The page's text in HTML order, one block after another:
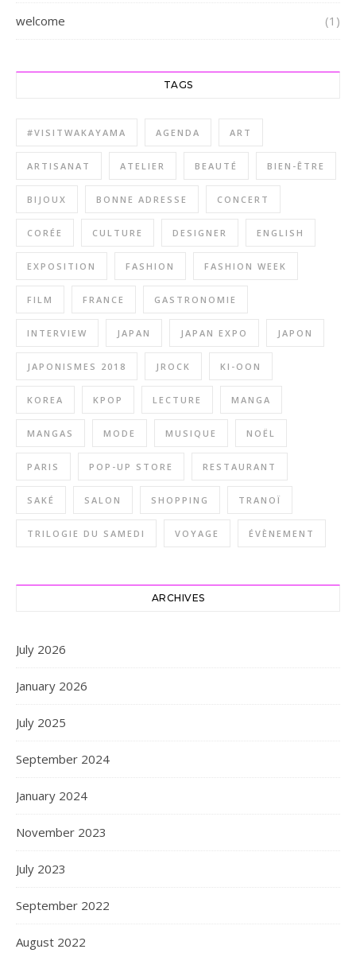
welcome (1)
TAGS
#VISITWAKAYAMA AGENDA ART
ARTISANAT ATELIER BEAUTÉ BIEN-ÊTRE
BIJOUX BONNE ADRESSE CONCERT
CORÉE CULTURE DESIGNER ENGLISH
EXPOSITION FASHION FASHION WEEK
FILM FRANCE GASTRONOMIE
INTERVIEW JAPAN JAPAN EXPO JAPON
JAPONISMES 2018 JROCK KI-OON
KOREA KPOP LECTURE MANGA
MANGAS MODE MUSIQUE NOËL
PARIS POP-UP STORE RESTAURANT
SAKÉ SALON SHOPPING TRANOÏ
TRILOGIE DU SAMEDI VOYAGE ÉVÈNEMENT
ARCHIVES
July 2026
January 2026
July 2025
September 2024
January 2024
November 2023
July 2023
September 2022
August 2022